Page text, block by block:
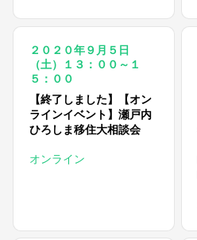
２０２０年９月５日
（土）１３：００～１
５：００
【終了しました】【オン
ラインイベント】瀬戸内
ひろしま移住大相談会
オンライン